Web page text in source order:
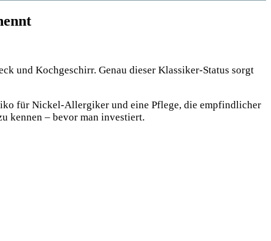
und Kochgeschirr. Genau dieser Klassiker-Status sorgt
für Nickel-Allergiker und eine Pflege, die empfindlicher
kennen – bevor man investiert.